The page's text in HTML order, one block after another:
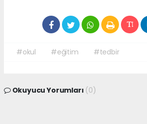
#okul #eğitim #tedbir
Okuyucu Yorumları (0)